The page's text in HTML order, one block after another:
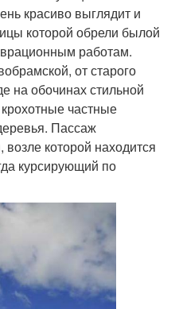
красиво выглядит и
которой обрели былой
работам.
от старого
на обочинах стильной
частные
Пассаж
которой находится
курсирующий по